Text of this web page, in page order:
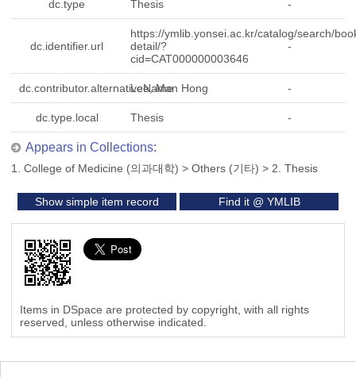
dc.type Thesis -
dc.identifier.url
https://ymlib.yonsei.ac.kr/catalog/search/
detail/?
cid=CAT000000003646
-
dc.contributor.alternativeName
Lee, Man Hong -
dc.type.local Thesis -
Appears in Collections:
1. College of Medicine (의과대학) > Others (기타) > 2. Thesis
Show simple item record Find it @ YMLIB
Items in DSpace are protected by copyright, with all rights
reserved, unless otherwise indicated.